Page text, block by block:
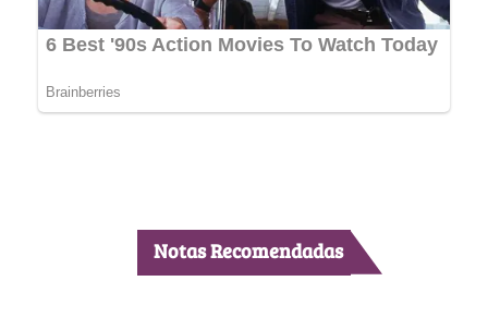
Notas Recomendadas